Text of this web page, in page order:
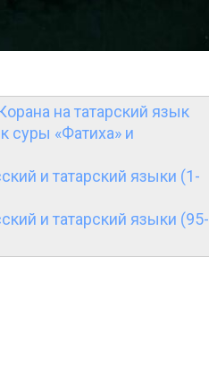
на татарский язык
суры «Фатиха» и
и татарский языки (1-
и татарский языки (95-